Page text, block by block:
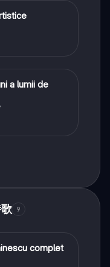
a lumii de
9
complet